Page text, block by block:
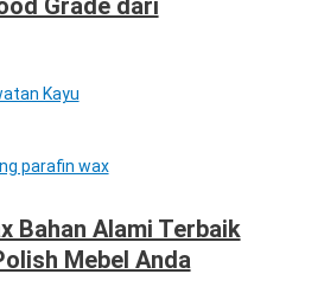
Kayu
Bahan Alami Terbaik
Mebel Anda